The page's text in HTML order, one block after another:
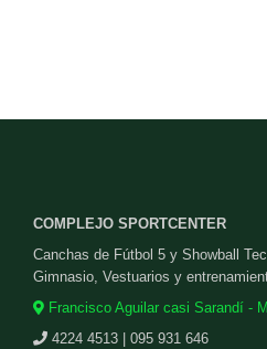
COMPLEJO SPORTCENTER
Canchas de Fútbol 5 y Showball
Gimnasio, Vestuarios y
Francisco Aguilar casi Sarandí -
4224 4513 | 095 931 646